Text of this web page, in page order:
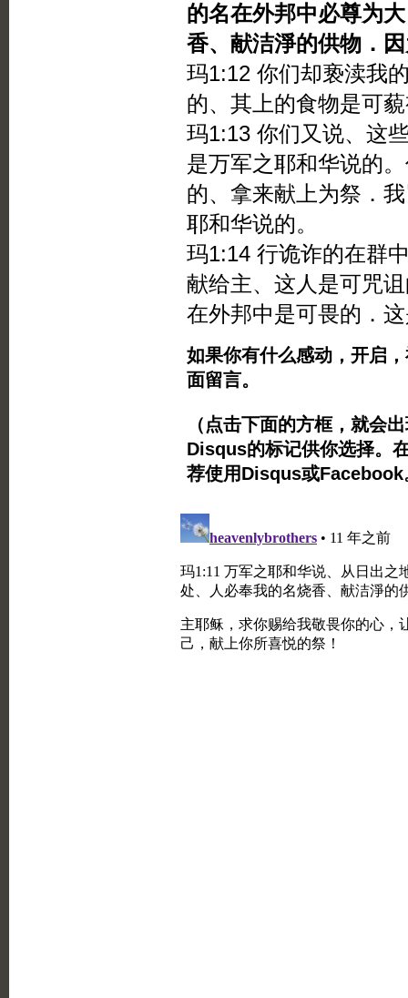
的名在外邦中必尊为
香、献洁淨的供物．
玛1:12 你们却亵渎我
的、其上的食物是可
玛1:13 你们又说、这
是万军之耶和华说的
的、拿来献上为祭．
耶和华说的。
玛1:14 行诡诈的在群
献给主、这人是可咒
在外邦中是可畏的．
如果你有什么感动，开启
面留言。
（点击下面的方框，就会
Disqus的标记供你选择。
荐使用Disqus或